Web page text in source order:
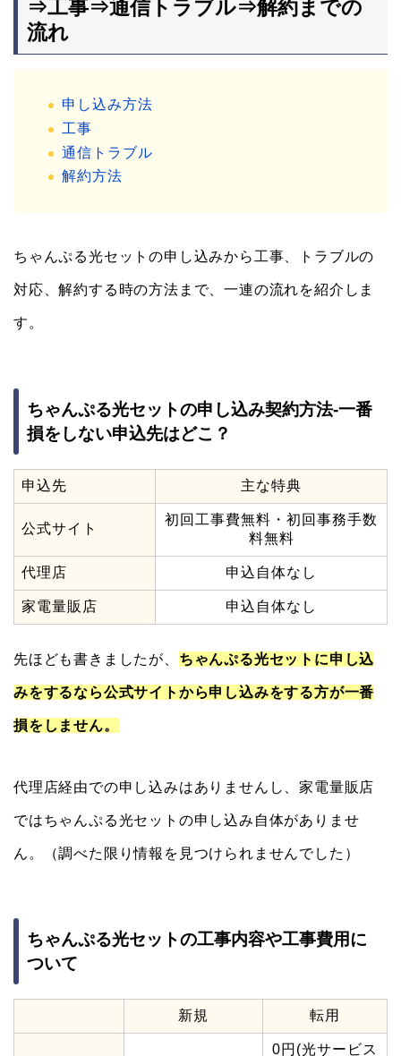
⇒工事⇒通信トラブル⇒解約までの
流れ
申し込み方法
工事
通信トラブル
解約方法
ちゃんぷる光セットの申し込みから工事、トラブルの
対応、解約する時の方法まで、一連の流れを紹介しま
す。
ちゃんぷる光セットの申し込み契約方法-一番
損をしない申込先はどこ？
申込先 主な特典
公式サイト
初回工事費無料・初回事務手数
料無料
代理店 申込自体なし
家電量販店 申込自体なし
先ほども書きましたが、 ちゃんぷる光セットに申し込
みをするなら公式サイトから申し込みをする方が一番
損をしません。
代理店経由での申し込みはありませんし、家電量販店
ではちゃんぷる光セットの申し込み自体がありませ
ん。（調べた限り情報を見つけられませんでした）
ちゃんぷる光セットの工事内容や工事費用に
ついて
新規 転用
0円(光サービス